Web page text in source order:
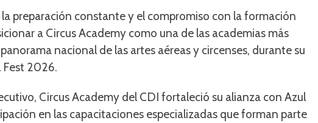
preparación constante y el compromiso con la formación
a Circus Academy como una de las academias más
nacional de las artes aéreas y circenses, durante su
Fest 2026.
Circus Academy del CDI fortaleció su alianza con Azul
en las capacitaciones especializadas que forman parte